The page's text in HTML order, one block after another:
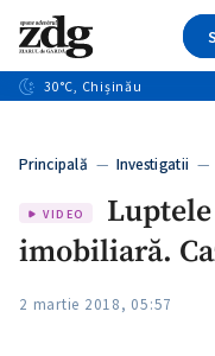
+9
+1
Caută
30°C, Chișinău
Principală — Investigatii —
VIDEO
imobiliară.
2 martie 2018, 05:57